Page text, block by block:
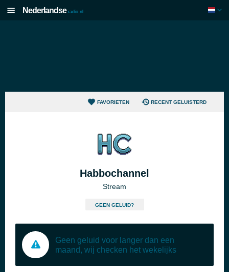
Nederlandse radio.nl
FAVORIETEN RECENT GELUISTERD
Habbochannel
Stream
GEEN GELUID?
Geen geluid voor langer dan een
maand, wij checken het wekelijks